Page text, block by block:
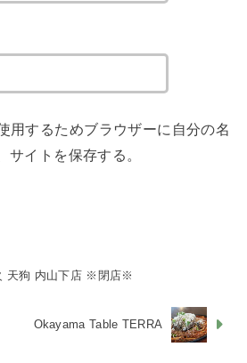
用するためブラウザーに自分の名
サイトを保存する。
天狗 内山下店 ※閉店※
Okayama Table TERRA